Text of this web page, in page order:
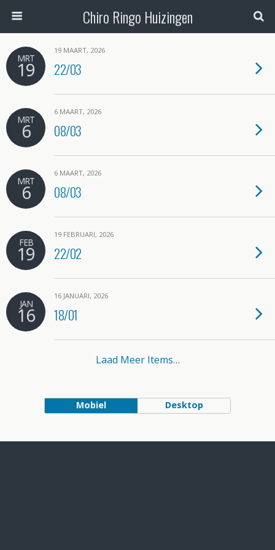
Chiro Ringo Huizingen
MRT
19
19 MAART, 2026
22/03
MRT
6
6 MAART, 2026
08/03
MRT
6
6 MAART, 2026
08/03
FEB
19
19 FEBRUARI, 2026
22/02
JAN
16
16 JANUARI, 2026
18/01
Laad Meer Items…
Mobiel Desktop